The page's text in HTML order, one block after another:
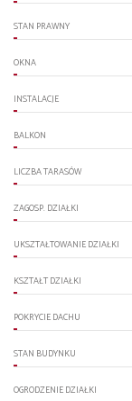
STAN PRAWNY
OKNA
INSTALACJE
BALKON
LICZBA TARASÓW
ZAGOSP. DZIAŁKI
UKSZTAŁTOWANIE DZIAŁKI
KSZTAŁT DZIAŁKI
POKRYCIE DACHU
STAN BUDYNKU
OGRODZENIE DZIAŁKI